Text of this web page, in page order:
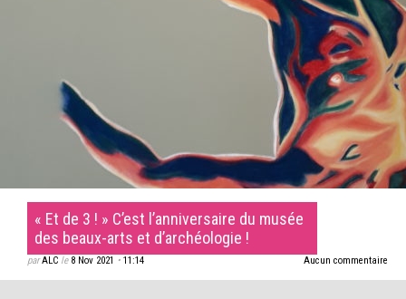
« Et de 3 ! » C’est l’anniversaire du musée
des beaux-arts et d’archéologie !
parALC le 8 Nov 2021 • 11:14 Aucun commentaire